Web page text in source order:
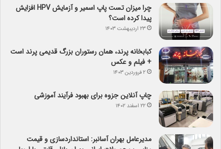
چرا میزان تست پاپ اسمیر و آزمایش HPV افزایش
پیدا کرده است؟
۲۳ اردیبهشت ۱۴۰۳
کبابخانه پرند، همان رستوران بزرگ قدیمی پرند است
+ فیلم و عکس
۲ فروردین ۱۴۰۳
چاپ آنلاین جزوه برای بهبود فرآیند آموزشی
۲۲ اسفند ۱۴۰۲
مدیرعامل بهران آسانبر: استانداردسازی و قیمت